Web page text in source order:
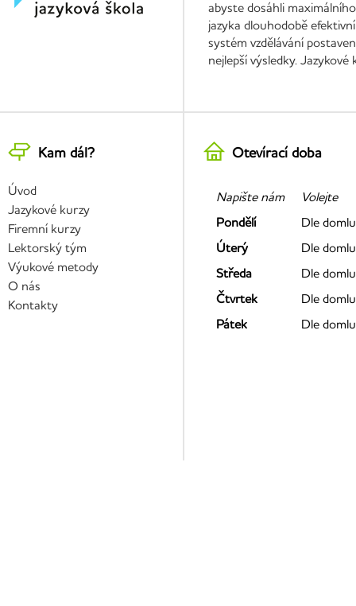
abyste dosáhli
jazyka dlouhodobě
systém vzdělávání
nejlepší výsledky.
Kam dál?
Úvod
Jazykové kurzy
Firemní kurzy
Lektorský tým
Výukové metody
O nás
Kontakty
Otevírací doba
Napište nám
Volejte
Pondělí
Dle
Úterý
Dle
Středa
Dle
Čtvrtek
Dle
Pátek
Dle